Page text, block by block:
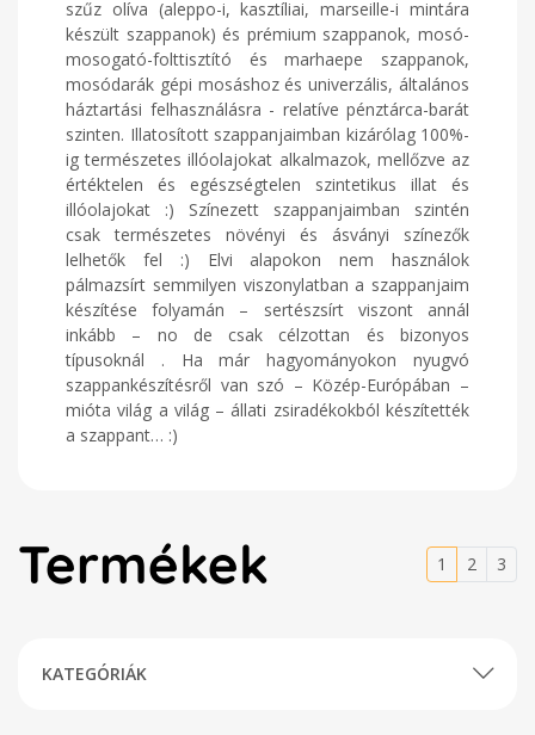
szűz olíva (aleppo-i, kasztíliai, marseille-i mintára
készült szappanok) és prémium szappanok, mosó-
mosogató-folttisztító és marhaepe szappanok,
mosódarák gépi mosáshoz és univerzális, általános
háztartási felhasználásra - relatíve pénztárca-barát
szinten. Illatosított szappanjaimban kizárólag 100%-
ig természetes illóolajokat alkalmazok, mellőzve az
értéktelen és egészségtelen szintetikus illat és
illóolajokat :) Színezett szappanjaimban szintén
csak természetes növényi és ásványi színezők
lelhetők fel :) Elvi alapokon nem használok
pálmazsírt semmilyen viszonylatban a szappanjaim
készítése folyamán – sertészsírt viszont annál
inkább – no de csak célzottan és bizonyos
típusoknál . Ha már hagyományokon nyugvó
szappankészítésről van szó – Közép-Európában –
mióta világ a világ – állati zsiradékokból készítették
a szappant… :)
Termékek 1 2 3
KATEGÓRIÁK